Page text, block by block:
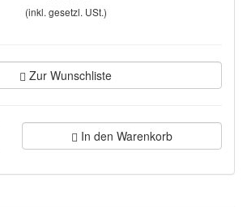
(inkl. gesetzl. USt.)
Zur Wunschliste
In den Warenkorb